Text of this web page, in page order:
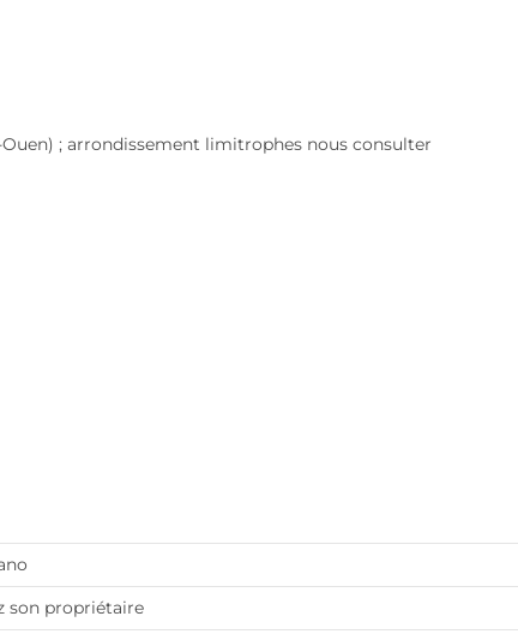
Ouen) ; arrondissement limitrophes nous consulter
son propriétaire